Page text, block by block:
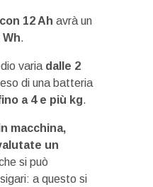
12 Ah avrà un
Wh.
varia dalle 2
di una batteria
a 4 e più kg.
macchina,
un
si può
a questo si